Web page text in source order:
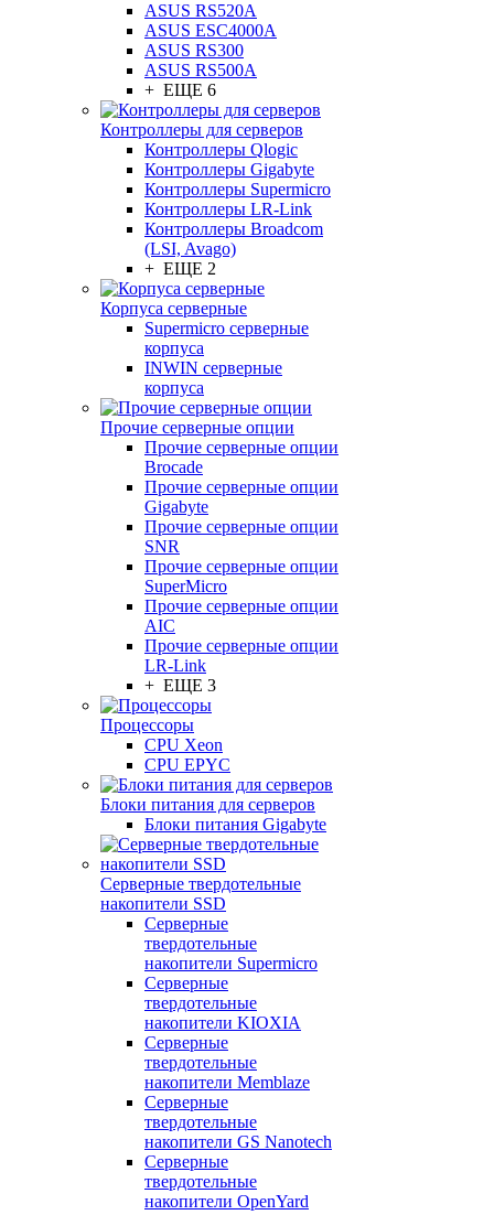
ASUS RS520A
ASUS ESC4000A
ASUS RS300
ASUS RS500A
+ ЕЩЕ 6
Контроллеры для серверов
Контроллеры Qlogic
Контроллеры Gigabyte
Контроллеры Supermicro
Контроллеры LR-Link
Контроллеры Broadcom
(LSI, Avago)
+ ЕЩЕ 2
Корпуса серверные
Supermicro серверные
корпуса
INWIN серверные
корпуса
Прочие серверные опции
Прочие серверные опции
Brocade
Прочие серверные опции
Gigabyte
Прочие серверные опции
SNR
Прочие серверные опции
SuperMicro
Прочие серверные опции
AIC
Прочие серверные опции
LR-Link
+ ЕЩЕ 3
Процессоры
CPU Xeon
CPU EPYC
Блоки питания для серверов
Блоки питания Gigabyte
Серверные твердотельные
накопители SSD
Cерверные
твердотельные
накопители Supermicro
Cерверные
твердотельные
накопители KIOXIA
Cерверные
твердотельные
накопители Memblaze
Cерверные
твердотельные
накопители GS Nanotech
Серверные
твердотельные
накопители OpenYard